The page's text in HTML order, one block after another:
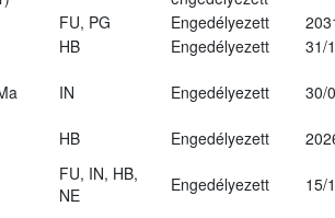
FU, PG Engedélyezett
HB Engedélyezett
31/
IN Engedélyezett 30/
HB Engedélyezett
FU, IN, HB,
NE
Engedélyezett 15/